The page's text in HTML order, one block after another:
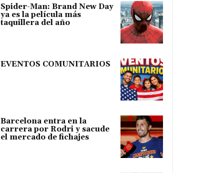
Spider-Man: Brand New Day
ya es la película más
taquillera del año
EVENTOS COMUNITARIOS
Barcelona entra en la
carrera por Rodri y sacude
el mercado de fichajes